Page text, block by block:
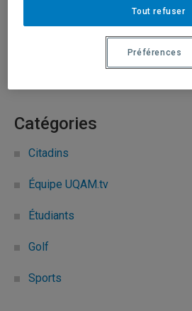
17 septembre 2012 Durée:
Vidéo de l’équipe de golf
Catégories
Citadins
Équipe UQAM.tv
Étudiants
Golf
Sports
Tout refuser
Préférences